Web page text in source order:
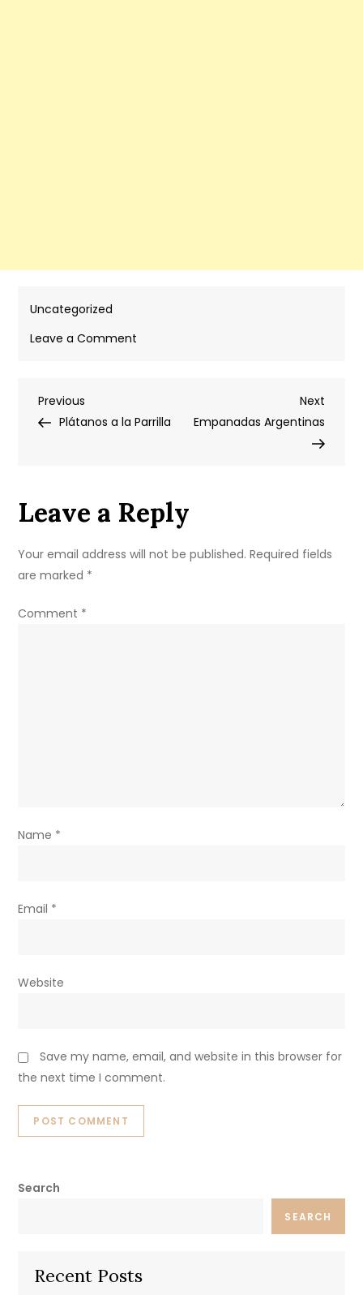
Uncategorized
Leave a Comment
Arce
Post
Previous
Post
Previous
Plátanos a la Parrilla
Next
Post
Next
Empanadas Argentinas
Leave a Reply
Your email address will not be published. Required fields
are marked *
Comment *
Name *
Email *
Website
Save my name, email, and website in this browser for
the next time I comment.
Search
SEARCH
Recent Posts